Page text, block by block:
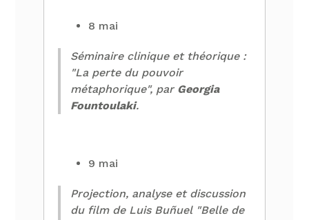
8 mai
Séminaire clinique et théorique :
"La perte du pouvoir
métaphorique", par Georgia
Fountoulaki.
9 mai
Projection, analyse et discussion
du film de Luis Buñuel "Belle de